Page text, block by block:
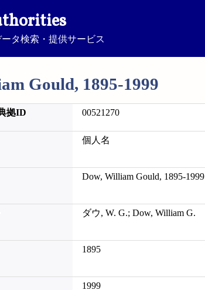
タ検索・提供サービス
Gould, 1895-1999
拠ID 00521270
個人名
Dow, William Gould, 1895-1999
ダウ, W. G.; Dow, William G.
1895
1999